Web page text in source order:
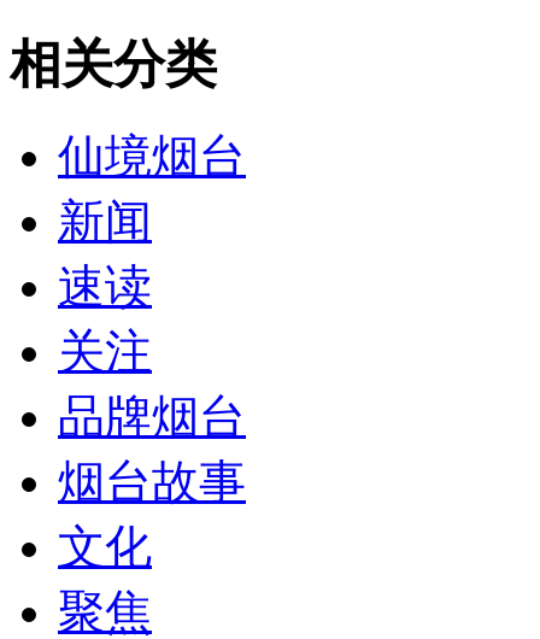
相关分类
仙境烟台
新闻
速读
关注
品牌烟台
烟台故事
文化
聚焦